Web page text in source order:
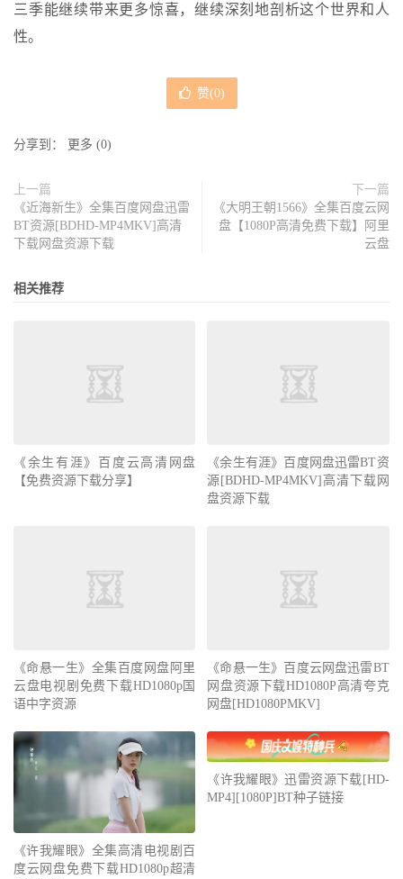
三季能继续带来更多惊喜，继续深刻地剖析这个世界和人
性。
赞(0)
分享到： 更多 (0)
上一篇
《近海新生》全集百度网盘迅雷
BT资源[BDHD-MP4MKV]高清
下载网盘资源下载
下一篇
《大明王朝1566》全集百度云网
盘【1080P高清免费下载】阿里
云盘
相关推荐
《余生有涯》百度云高清网盘
【免费资源下载分享】
《余生有涯》百度网盘迅雷BT资
源[BDHD-MP4MKV]高清下载网
盘资源下载
《命悬一生》全集百度网盘阿里
云盘电视剧免费下载HD1080p国
语中字资源
《命悬一生》百度云网盘迅雷BT
网盘资源下载HD1080P高清夸克
网盘[HD1080PMKV]
《许我耀眼》全集高清电视剧百
度云网盘免费下载HD1080p超清
《许我耀眼》迅雷资源下载[HD-
MP4][1080P]BT种子链接